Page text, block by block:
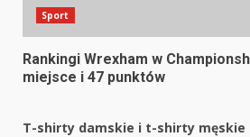
Sport
Rankingi Wrexham w
miejsce i 47 punktów
T-shirty damskie i t-shirty męskie